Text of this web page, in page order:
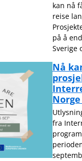
kan nå
reise
på å
Sverige
Nå
fra